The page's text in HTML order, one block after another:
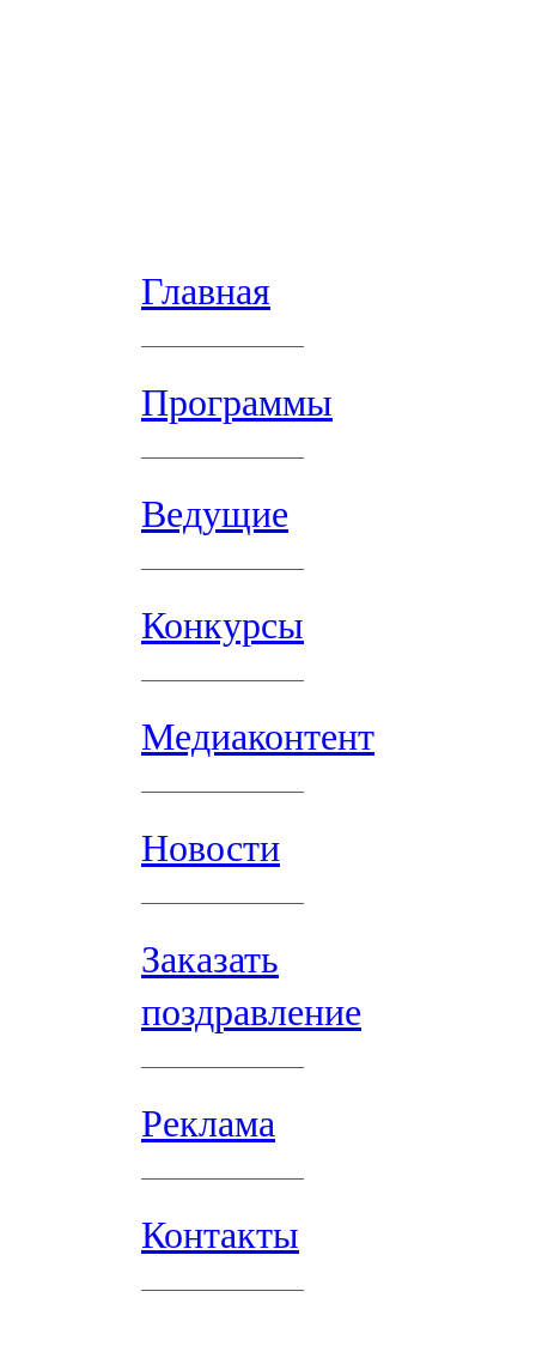
Главная
Программы
Ведущие
Конкурсы
Медиаконтент
Новости
Заказать
поздравление
Реклама
Контакты